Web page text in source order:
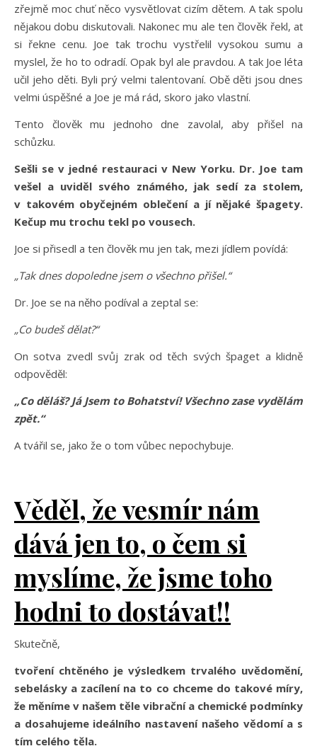
zřejmě moc chuť něco vysvětlovat cizím dětem. A tak spolu
nějakou dobu diskutovali. Nakonec mu ale ten člověk řekl, ať
si řekne cenu. Joe tak trochu vystřelil vysokou sumu a
myslel, že ho to odradí. Opak byl ale pravdou. A tak Joe léta
učil jeho děti. Byli prý velmi talentovaní. Obě děti jsou dnes
velmi úspěšné a Joe je má rád, skoro jako vlastní.
Tento člověk mu jednoho dne zavolal, aby přišel na
schůzku.
Sešli se v jedné restauraci v New Yorku. Dr. Joe tam
vešel a uviděl svého známého, jak sedí za stolem,
v takovém obyčejném oblečení a jí nějaké špagety.
Kečup mu trochu tekl po vousech.
Joe si přisedl a ten člověk mu jen tak, mezi jídlem povídá:
„Tak dnes dopoledne jsem o všechno přišel.“
Dr. Joe se na něho podíval a zeptal se:
„Co budeš dělat?“
On sotva zvedl svůj zrak od těch svých špaget a klidně
odpověděl:
„Co děláš? Já Jsem to Bohatství! Všechno zase vydělám
zpět.“
A tvářil se, jako že o tom vůbec nepochybuje.
Věděl, ževesmír nám
dává jen to, o čem si
myslíme, že jsme toho
hodni to dostávat!!
Skutečně,
tvoření chtěného je výsledkem trvalého uvědomění,
sebelásky a zacílení na to co chceme do takové míry,
že měníme v našem těle vibrační a chemické podmínky
a dosahujeme ideálního nastavení našeho vědomí a s
tím celého těla.